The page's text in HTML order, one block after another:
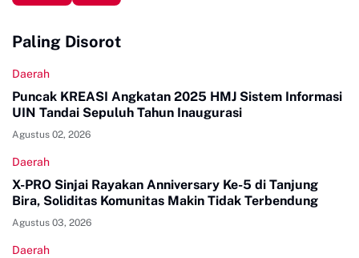
Paling Disorot
Daerah
Puncak KREASI Angkatan 2025 HMJ Sistem Informasi
UIN Tandai Sepuluh Tahun Inaugurasi
Agustus 02, 2026
Daerah
X-PRO Sinjai Rayakan Anniversary Ke-5 di Tanjung
Bira, Soliditas Komunitas Makin Tidak Terbendung
Agustus 03, 2026
Daerah